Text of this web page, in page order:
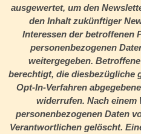
ausgewertet, um den
den Inhalt zukünftiger
Interessen der betroffenen
personenbezogenen
weitergegeben.
berechtigt, die diesbezügliche
Opt-In-Verfahren
widerrufen. Nach einem
personenbezogenen Daten
Verantwortlichen gelöscht.